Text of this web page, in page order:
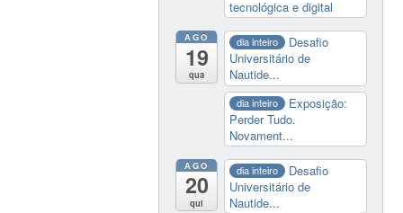
tecnológica e digital
AGO
19
qua
dia inteiro
Desafio
Universitário de
Nautide...
dia inteiro
Exposição:
Perder Tudo.
Novament...
AGO
20
qui
dia inteiro
Desafio
Universitário de
Nautide...